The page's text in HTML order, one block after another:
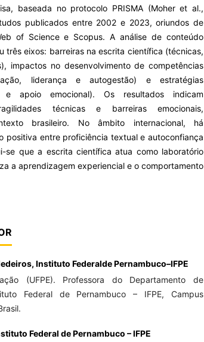
baseada no protocolo PRISMA (Moher et al.,
publicados entre 2002 e 2023, oriundos de
of Science e Scopus. A análise de conteúdo
três eixos: barreiras na escrita científica (técnicas,
impactos no desenvolvimento de competências
liderança e autogestão) e estratégias
e apoio emocional). Os resultados indicam
técnicas e barreiras emocionais,
brasileiro. No âmbito internacional, há
positiva entre proficiência textual e autoconfiança
se que a escrita científica atua como laboratório
a aprendizagem experiencial e o comportamento
Instituto Federalde Pernambuco–IFPE
(UFPE). Professora do Departamento de
Federal de Pernambuco – IFPE, Campus
Federal de Pernambuco – IFPE